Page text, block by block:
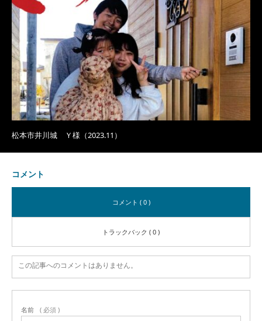
松本市井川城 Ｙ様（2023.11）
コメント
コメント ( 0 )
トラックバック ( 0 )
この記事へのコメントはありません。
名前 ( 必須 )